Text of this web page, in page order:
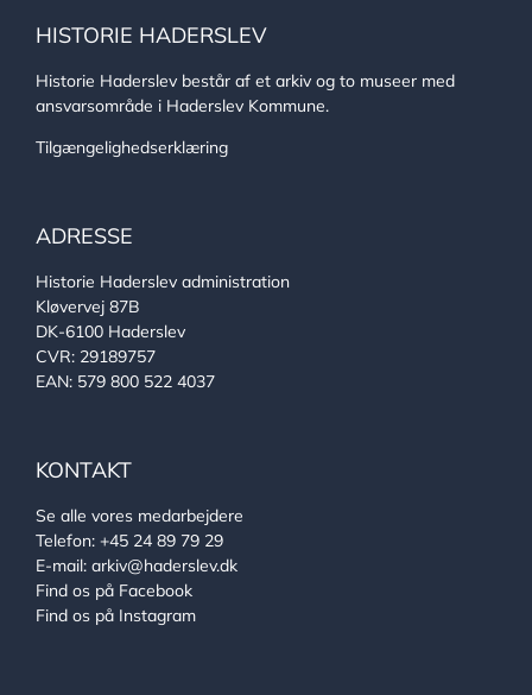
HISTORIE HADERSLEV
Historie Haderslev består af et arkiv og to museer med
ansvarsområde i Haderslev Kommune.
Tilgængelighedserklæring
ADRESSE
Historie Haderslev administration
Kløvervej 87B
DK-6100 Haderslev
CVR: 29189757
EAN: 579 800 522 4037
KONTAKT
Se alle vores medarbejdere
Telefon: +45 24 89 79 29
E-mail: arkiv@haderslev.dk
Find os på Facebook
Find os på Instagram